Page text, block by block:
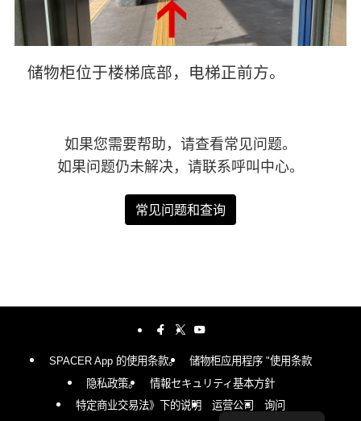
储物柜位于楼梯底部，电梯正前方。
如果您需要帮助，请查看常见问题。
如果问题仍未解决，请联系呼叫中心。
常见问题和查询
SPACER App 的使用条款。
储物柜应用程序 "使用条款
隐私政策。
情報セキュリティ基本方針
特定商业交易法》下的说明
运营公司 询问